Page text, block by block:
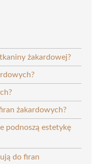
żakardowej?
żakardowych?
podnoszą estetykę
do firan